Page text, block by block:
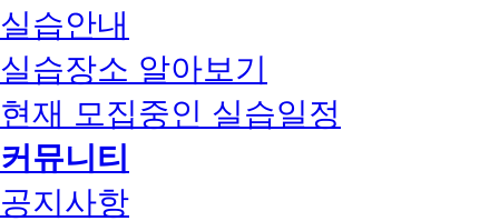
실습안내
실습장소 알아보기
현재 모집중인 실습일정
커뮤니티
공지사항